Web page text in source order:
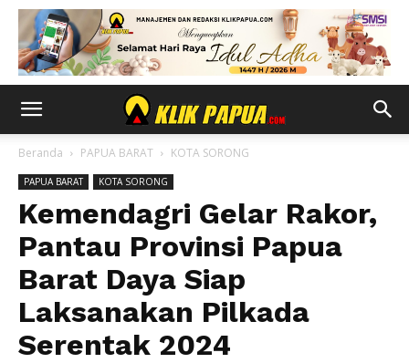
Beranda PAPUA BARAT KOTA SORONG
PAPUA BARAT KOTA SORONG
Kemendagri Gelar Rakor,
Pantau Provinsi Papua
Barat Daya Siap
Laksanakan Pilkada
Serentak 2024